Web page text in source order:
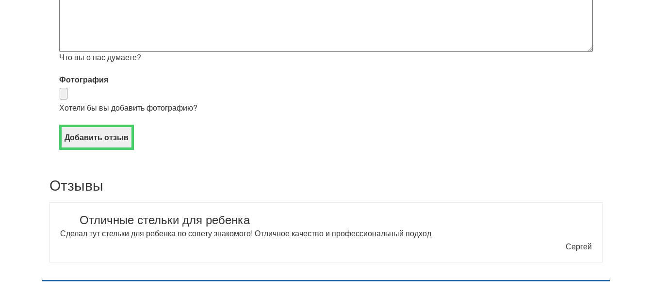
Что вы о нас думаете?
Фотография
Хотели бы вы добавить фотографию?
Отзывы
Отличные стельки для ребенка
Сделал тут стельки для ребенка по совету знакомого! Отличное качество и профессиональный подход
Сергей